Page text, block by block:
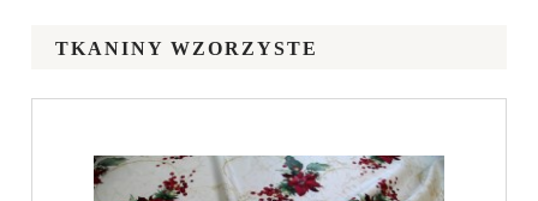
TKANINY WZORZYSTE